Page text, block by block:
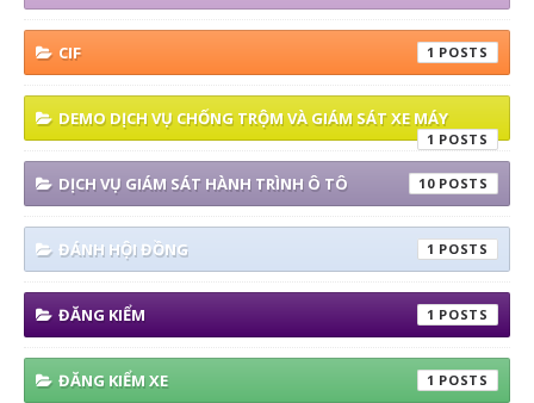
CIF 1
DEMO DỊCH VỤ CHỐNG TRỘM VÀ GIÁM SÁT XE MÁY
1
DỊCH VỤ GIÁM SÁT HÀNH TRÌNH Ô TÔ 10
ĐÁNH HỘI ĐỒNG 1
ĐĂNG KIỂM 1
ĐĂNG KIỂM XE 1